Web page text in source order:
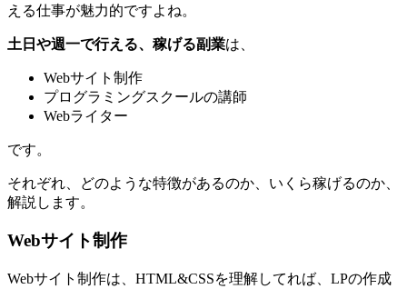
える仕事が魅力的ですよね。
土日や週一で行える、稼げる副業は、
Webサイト制作
プログラミングスクールの講師
Webライター
です。
それぞれ、どのような特徴があるのか、いくら稼げるのか、
解説します。
Webサイト制作
Webサイト制作は、HTML&CSSを理解してれば、LPの作成